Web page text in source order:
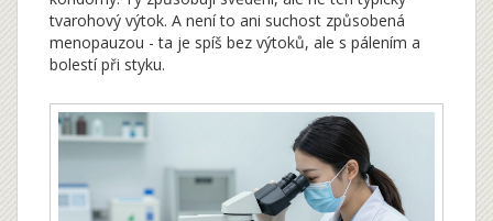
tvarohový výtok. A není to ani suchost způsobená
menopauzou - ta je spíš bez výtoků, ale s pálením a
bolestí při styku.